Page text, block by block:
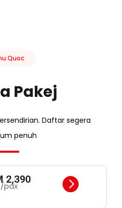
Quoc
Pakej
Daftar segera
penuh
2,390
/pax